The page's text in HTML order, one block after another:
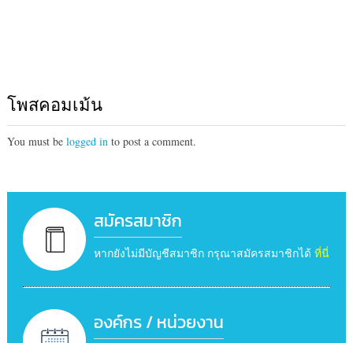
โพสคอมเม้น
You must be logged in to post a comment.
สมัครสมาชิก
หากยังไม่มีบัญชีสมาชิก กรุณาสมัครสมาชิกได้ ที่นี่
องค์กร / หน่วยงาน